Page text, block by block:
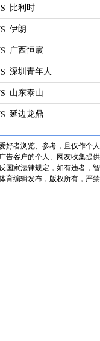
比利时
伊朗
广西恒宸
深圳青年人
山东泰山
延边龙鼎
好者浏览、参考，且仅作个
告客户的个人、网友收集提
国家法律规定，如有违者，
育编辑发布，版权所有，严